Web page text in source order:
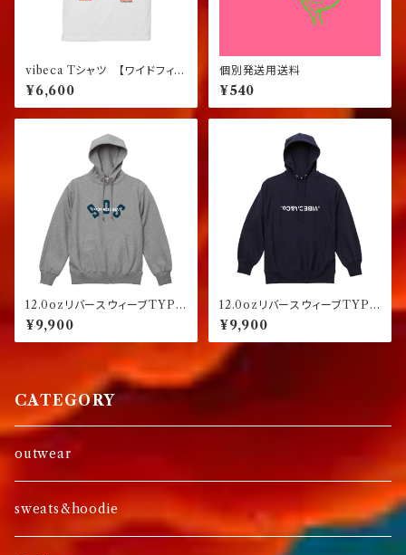
vibeca Tシャツ 【ワイドフィッ
ト】
¥6,600
個別発送用送料
¥540
12.0ozリバースウィーブTYPE
プルオーバーパーカー グレー
¥9,900
12.0ozリバースウィーブTYPE
プルオーバーパーカー ネイビ
ー
¥9,900
CATEGORY
outwear
sweats&hoodie